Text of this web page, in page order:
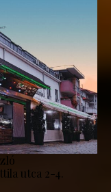
utca 2-4.